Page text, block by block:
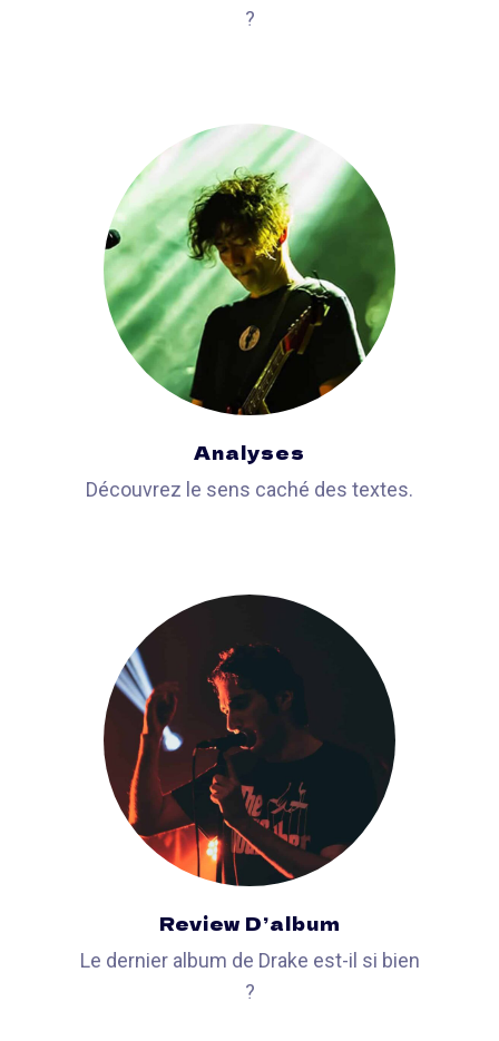
?
Analyses
Découvrez le sens caché des textes.
Review D’album
Le dernier album de Drake est-il si bien
?